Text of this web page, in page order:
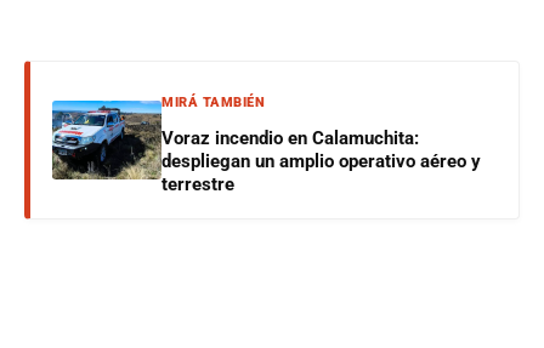
MIRÁ TAMBIÉN
Voraz incendio en Calamuchita:
despliegan un amplio operativo aéreo y
terrestre